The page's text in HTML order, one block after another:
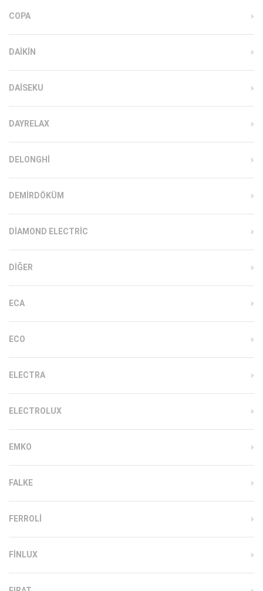
COPA
DAIKIN
DAISEKU
DAYRELAX
DELONGHI
DEMIRDÖKÜM
DIAMOND ELECTRIC
DIĞER
ECA
ECO
ELECTRA
ELECTROLUX
EMKO
FALKE
FERROLI
FINLUX